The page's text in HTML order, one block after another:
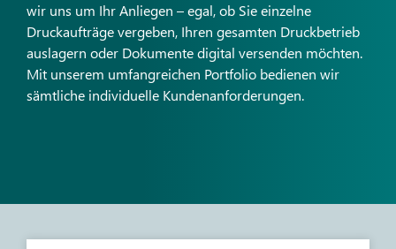
wir uns um Ihr Anliegen – egal, ob Sie einzelne
Druckaufträge vergeben, Ihren gesamten Druckbetrieb
auslagern oder Dokumente digital versenden möchten.
Mit unserem umfangreichen Portfolio bedienen wir
sämtliche individuelle Kundenanforderungen.